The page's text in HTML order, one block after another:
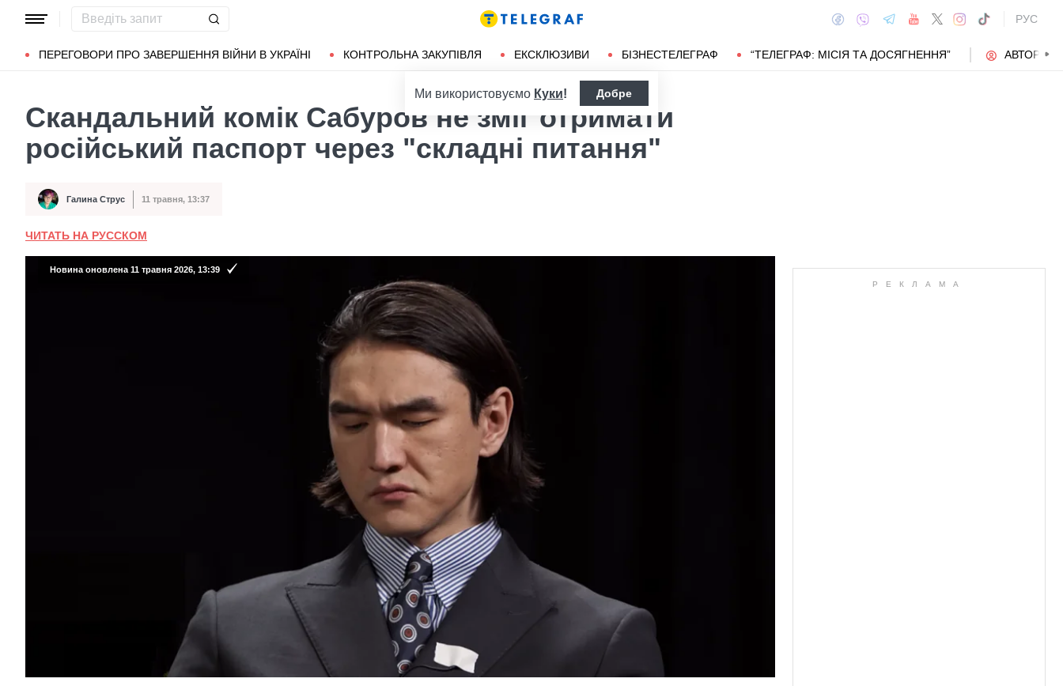
РУС
ПЕРЕГОВОРИ ПРО ЗАВЕРШЕННЯ ВІЙНИ В УКРАЇНІ КОНТРОЛЬНА ЗАКУПІВЛЯ ЕКСКЛЮЗИВИ БІЗНЕСТЕЛЕГРАФ “ТЕЛЕГРАФ: МІСІЯ ТА ДОСЯГНЕННЯ” АВТОРИ
Популярні запити Маріуполь Донбас
Ми використовуємо Куки! Добре
Скандальний комік Сабуров не зміг отримати
російський паспорт через "складні питання"
Автор Галина Струс
Дата публікації 11 травня, 13:37
ЧИТАТЬ НА РУССКОМ
Новина оновлена 11 травня 2026, 13:39